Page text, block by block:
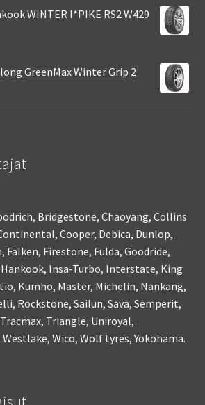
WINTER I*PIKE RS2 W429
GreenMax Winter Grip 2
Bridgestone, Chaoyang, Collins
Cooper, Debica, Dunlop,
Falken, Firestone, Fulda, Goodride,
Hankook, Insa-Turbo, Interstate, King
Kumho, Master, Michelin, Nankang,
Rockstone, Sailun, Sava, Semperit,
Triangle, Uniroyal,
Wico, Wolf tyres, Yokohama.